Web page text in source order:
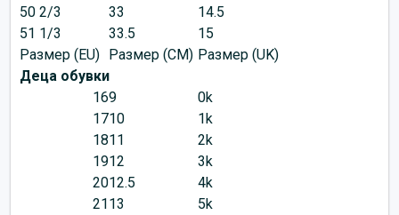
50 2/3
33
14.5
51 1/3
33.5
15
Размер (EU) Размер (CM) Размер (UK)
Деца обувки
169
0k
1710
1k
1811
2k
1912
3k
2012.5
4k
2113
5k